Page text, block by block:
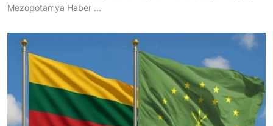
Mezopotamya Haber ...